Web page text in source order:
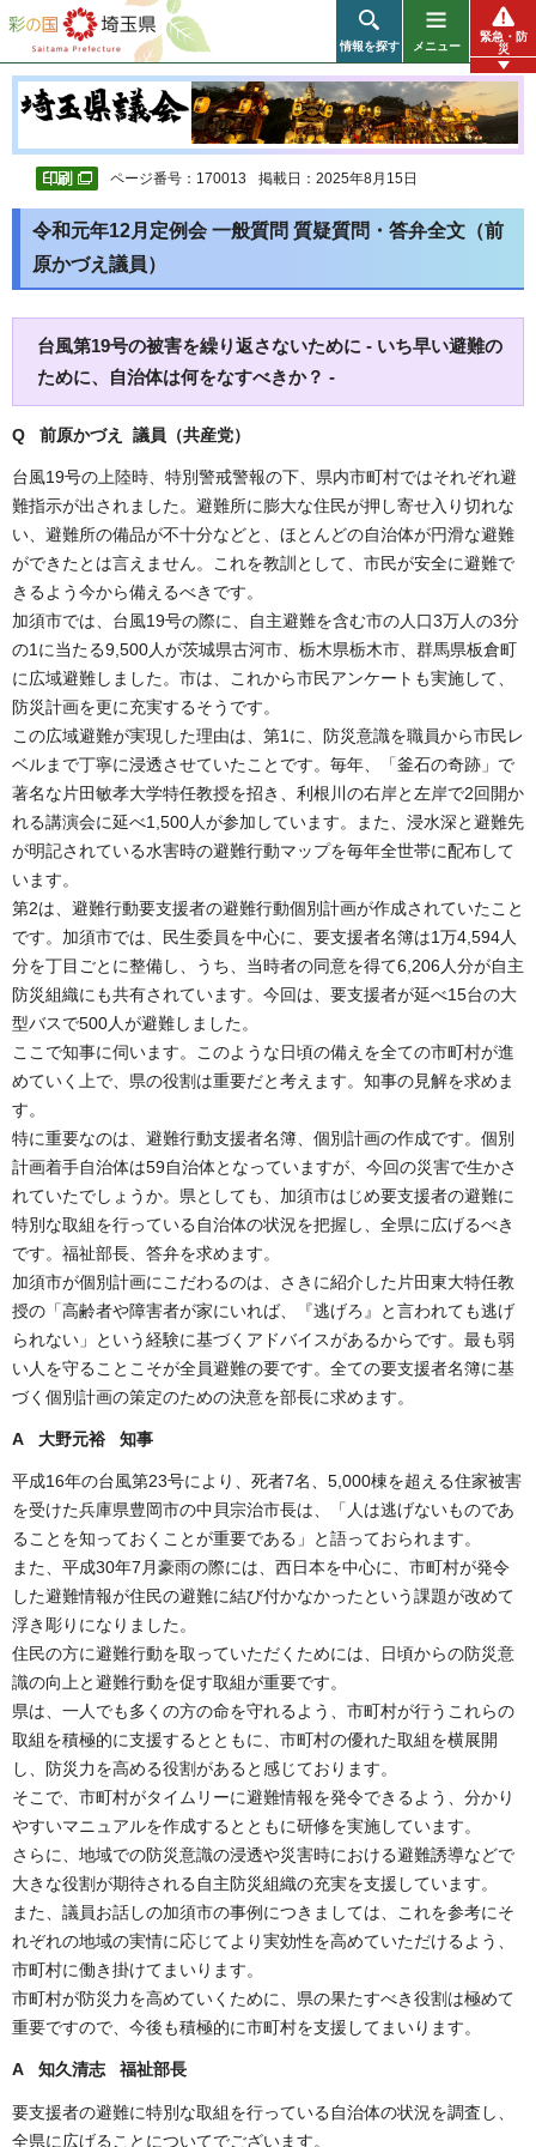
彩の国 埼玉県
情報を探す メニュー
緊急・防
災
ページ番号：170013 掲載日：2025年8月15日
令和元年12月定例会 一般質問 質疑質問・答弁全文（前
原かづえ議員）
台風第19号の被害を繰り返さないために - いち早い避難の
ために、自治体は何をなすべきか？ -
Q 前原かづえ 議員（共産党）
台風19号の上陸時、特別警戒警報の下、県内市町村ではそれぞれ避
難指示が出されました。避難所に膨大な住民が押し寄せ入り切れな
い、避難所の備品が不十分などと、ほとんどの自治体が円滑な避難
ができたとは言えません。これを教訓として、市民が安全に避難で
きるよう今から備えるべきです。
加須市では、台風19号の際に、自主避難を含む市の人口3万人の3分
の1に当たる9,500人が茨城県古河市、栃木県栃木市、群馬県板倉町
に広域避難しました。市は、これから市民アンケートも実施して、
防災計画を更に充実するそうです。
この広域避難が実現した理由は、第1に、防災意識を職員から市民レ
ベルまで丁寧に浸透させていたことです。毎年、「釜石の奇跡」で
著名な片田敏孝大学特任教授を招き、利根川の右岸と左岸で2回開か
れる講演会に延べ1,500人が参加しています。また、浸水深と避難先
が明記されている水害時の避難行動マップを毎年全世帯に配布して
います。
第2は、避難行動要支援者の避難行動個別計画が作成されていたこと
です。加須市では、民生委員を中心に、要支援者名簿は1万4,594人
分を丁目ごとに整備し、うち、当時者の同意を得て6,206人分が自主
防災組織にも共有されています。今回は、要支援者が延べ15台の大
型バスで500人が避難しました。
ここで知事に伺います。このような日頃の備えを全ての市町村が進
めていく上で、県の役割は重要だと考えます。知事の見解を求めま
す。
特に重要なのは、避難行動支援者名簿、個別計画の作成です。個別
計画着手自治体は59自治体となっていますが、今回の災害で生かさ
れていたでしょうか。県としても、加須市はじめ要支援者の避難に
特別な取組を行っている自治体の状況を把握し、全県に広げるべき
です。福祉部長、答弁を求めます。
加須市が個別計画にこだわるのは、さきに紹介した片田東大特任教
授の「高齢者や障害者が家にいれば、『逃げろ』と言われても逃げ
られない」という経験に基づくアドバイスがあるからです。最も弱
い人を守ることこそが全員避難の要です。全ての要支援者名簿に基
づく個別計画の策定のための決意を部長に求めます。
A 大野元裕 知事
平成16年の台風第23号により、死者7名、5,000棟を超える住家被害
を受けた兵庫県豊岡市の中貝宗治市長は、「人は逃げないものであ
ることを知っておくことが重要である」と語っておられます。
また、平成30年7月豪雨の際には、西日本を中心に、市町村が発令
した避難情報が住民の避難に結び付かなかったという課題が改めて
浮き彫りになりました。
住民の方に避難行動を取っていただくためには、日頃からの防災意
識の向上と避難行動を促す取組が重要です。
県は、一人でも多くの方の命を守れるよう、市町村が行うこれらの
取組を積極的に支援するとともに、市町村の優れた取組を横展開
し、防災力を高める役割があると感じております。
そこで、市町村がタイムリーに避難情報を発令できるよう、分かり
やすいマニュアルを作成するとともに研修を実施しています。
さらに、地域での防災意識の浸透や災害時における避難誘導などで
大きな役割が期待される自主防災組織の充実を支援しています。
また、議員お話しの加須市の事例につきましては、これを参考にそ
れぞれの地域の実情に応じてより実効性を高めていただけるよう、
市町村に働き掛けてまいります。
市町村が防災力を高めていくために、県の果たすべき役割は極めて
重要ですので、今後も積極的に市町村を支援してまいります。
A 知久清志 福祉部長
要支援者の避難に特別な取組を行っている自治体の状況を調査し、
全県に広げることについてでございます。